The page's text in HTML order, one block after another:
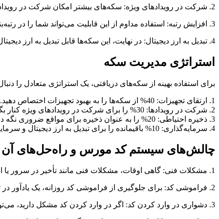
2. شرکت در رویدادهای ویژه: سکه‌های بیشتر امکان شرکت در رویدادهای خاص و کسب جوایز ارزشمند را فراهم می‌کند.
3. افزایش رتبه: استفاده مداوم از این قابلیت می‌تواند شما را در رتبه‌بندی‌های بازی بالاتر ببرد.
4. تبدیل به ارز دیجیتال: در نهایت، این سکه‌ها قابل تبدیل به ارز دیجیتال هستند، که فرصتی برای کسب درآمد واقعی ایجاد می‌کند.
استراتژی مدیریت سکه
برای استفاده بهینه از سکه‌های دریافتی، یک استراتژی متعادل را
1. ارتقای تجهیزات: 40% از سکه‌ها را به بهبود تجهیزات اختصاص دهید.
2. شرکت در رویدادها: 30% را برای شرکت در رویدادهای ویژه کنار بگذارید.
3. ذخیره احتیاطی: 20% را به عنوان ذخیره برای مواقع ضروری نگه دارید.
4. سرمایه‌گذاری: 10% باقیمانده را برای تبدیل به ارز دیجیتال و سرمایه‌گذاری در نظر بگیرید.
چالش‌های سیستم کد مورس و راه‌حل‌های آن
1. مشکلات فنی: گاهی اوقات، مشکلات فنی مانند تأخیر در سرور یا اختلالات اینترنت می‌تواند مانع از ثبت موفق کد شود. در این موارد، صبور باشید و پس از چند دقیقه دوباره تلاش کنید.
2. فراموشی کد: برای جلوگیری از فراموشی کد روزانه، یک یادآور در تلفن همراه خود تنظیم کنید یا از اپلیکیشن‌های مدیریت وظایف استفاده کنید.
3. دشواری در وارد کردن کد: اگر در وارد کردن کد مشکل دارید، می‌توانید از ابزارهای تمرین آنلاین مورس استفاده کنید تا مهارت خود را بهبود بخشید.